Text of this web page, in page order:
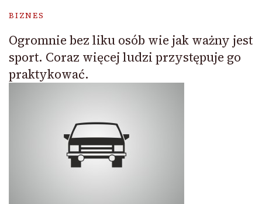
BIZNES
Ogromnie bez liku osób wie jak ważny jest
sport. Coraz więcej ludzi przystępuje go
praktykować.